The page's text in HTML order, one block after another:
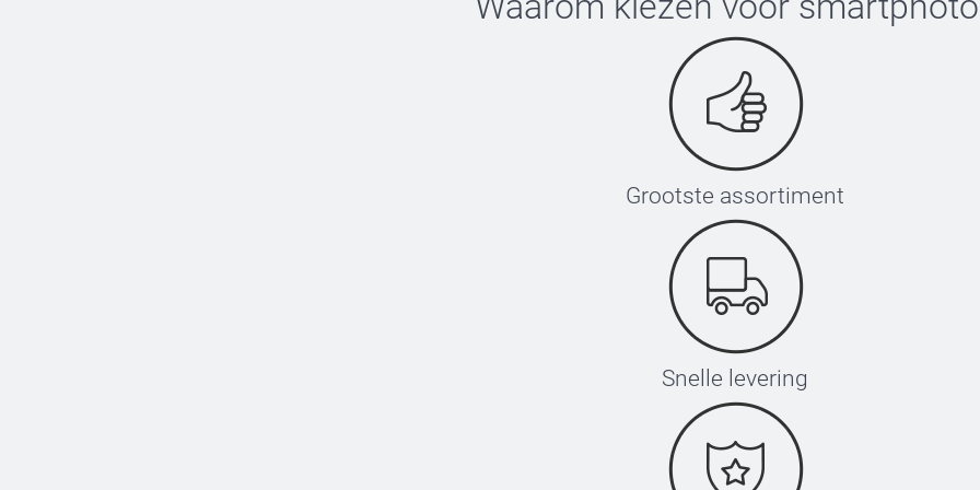
Grootste assortiment
Snelle levering